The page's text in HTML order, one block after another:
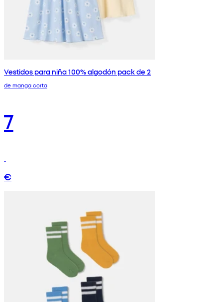
Vestidos para niña 100% algodón pack de 2
de manga corta
7
€